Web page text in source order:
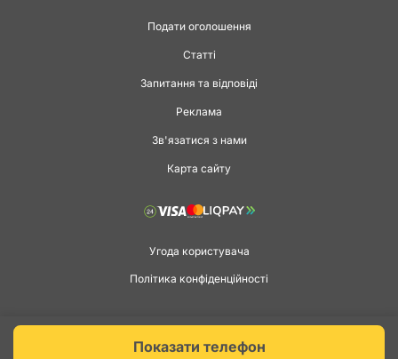
Показати телефон
Подати оголошення
Статті
Запитання та відповіді
Реклама
Зв'язатися з нами
Карта сайту
Угода користувача
Політика конфіденційності